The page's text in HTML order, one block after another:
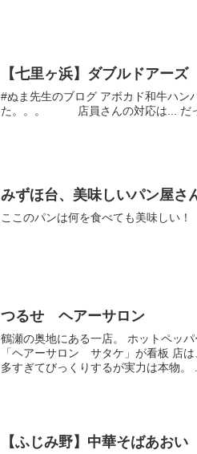
【七里ヶ浜】ダブルドアーズ
#ぬま先生のブログ アボカド和牛ハン
た。。。 店員さんの対応は... だっ
みずほ台、美味しいパン屋さ
ここのパンは何を食べても美味しい！
つるせ ヘアーサロン
鶴瀬の奥地にある一店。 ホットペッ
「ヘアーサロン サタケ」が看板 店
多すぎてびっくりするが実力は本物。
【ふじみ野】中華そばあおい